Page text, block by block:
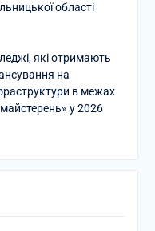
області
які отримають
на
в межах
у 2026